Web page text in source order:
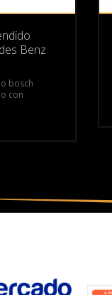
Benz
bosch
con